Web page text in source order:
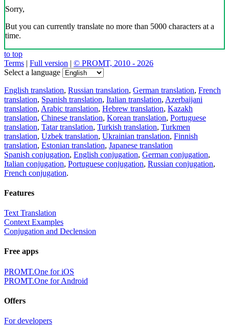
Sorry,
But you can currently translate no more than 5000 characters at a
time.
to top
Terms | Full version | © PROMT, 2010 - 2026
Select a language
English translation, Russian translation, German translation, French
translation, Spanish translation, Italian translation, Azerbaijani
translation, Arabic translation, Hebrew translation, Kazakh
translation, Chinese translation, Korean translation, Portuguese
translation, Tatar translation, Turkish translation, Turkmen
translation, Uzbek translation, Ukrainian translation, Finnish
translation, Estonian translation, Japanese translation
Spanish conjugation, English conjugation, German conjugation,
Italian conjugation, Portuguese conjugation, Russian conjugation,
French conjugation.
Features
Text Translation
Context Examples
Conjugation and Declension
Free apps
PROMT.One for iOS
PROMT.One for Android
Offers
For developers